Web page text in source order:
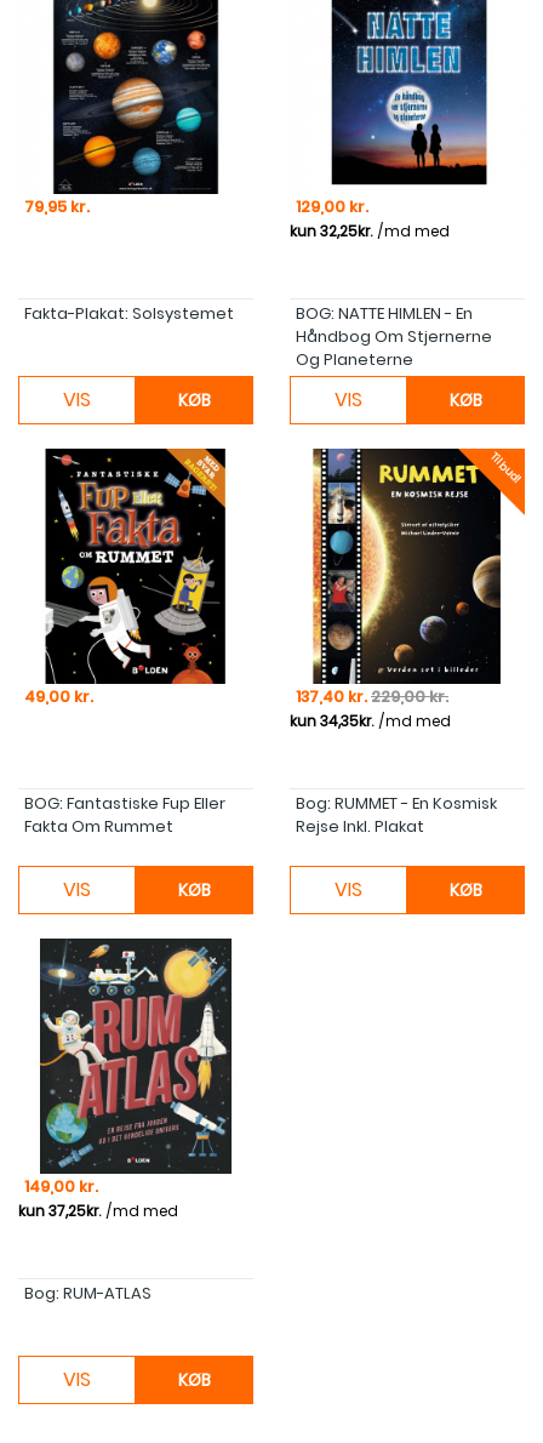
Pris
79,95 kr.
Fakta-Plakat: Solsystemet
VIS KØB
Pris
129,00 kr.
BOG: NATTE HIMLEN - En
Håndbog Om Stjernerne
Og Planeterne
VIS KØB
Pris
49,00 kr.
BOG: Fantastiske Fup Eller
Fakta Om Rummet
VIS KØB
Tilbud!
Pris
137,40 kr.Normal pris
229,00 kr.
Bog: RUMMET - En Kosmisk
Rejse Inkl. Plakat
VIS KØB
Pris
149,00 kr.
Bog: RUM-ATLAS
VIS KØB